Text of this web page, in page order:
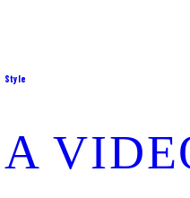
Style
A